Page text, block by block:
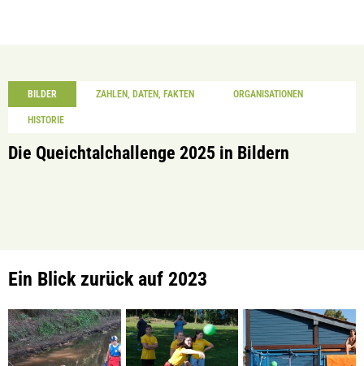
BILDER ZAHLEN, DATEN, FAKTEN ORGANISATIONEN
HISTORIE
Die Queichtalchallenge 2025 in Bildern
Ein Blick zurück auf 2023